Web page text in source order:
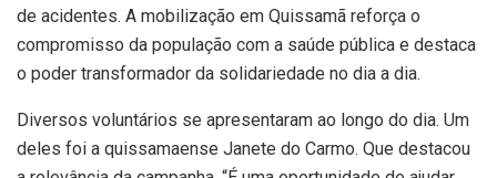
de acidentes. A mobilização em Quissamã reforça o
compromisso da população com a saúde pública e destaca
o poder transformador da solidariedade no dia a dia.
Diversos voluntários se apresentaram ao longo do dia. Um
deles foi a quissamaense Janete do Carmo. Que destacou